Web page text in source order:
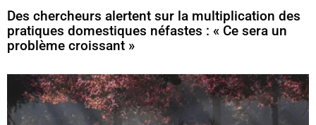
Des chercheurs alertent sur la multiplication des
pratiques domestiques néfastes : « Ce sera un
problème croissant »